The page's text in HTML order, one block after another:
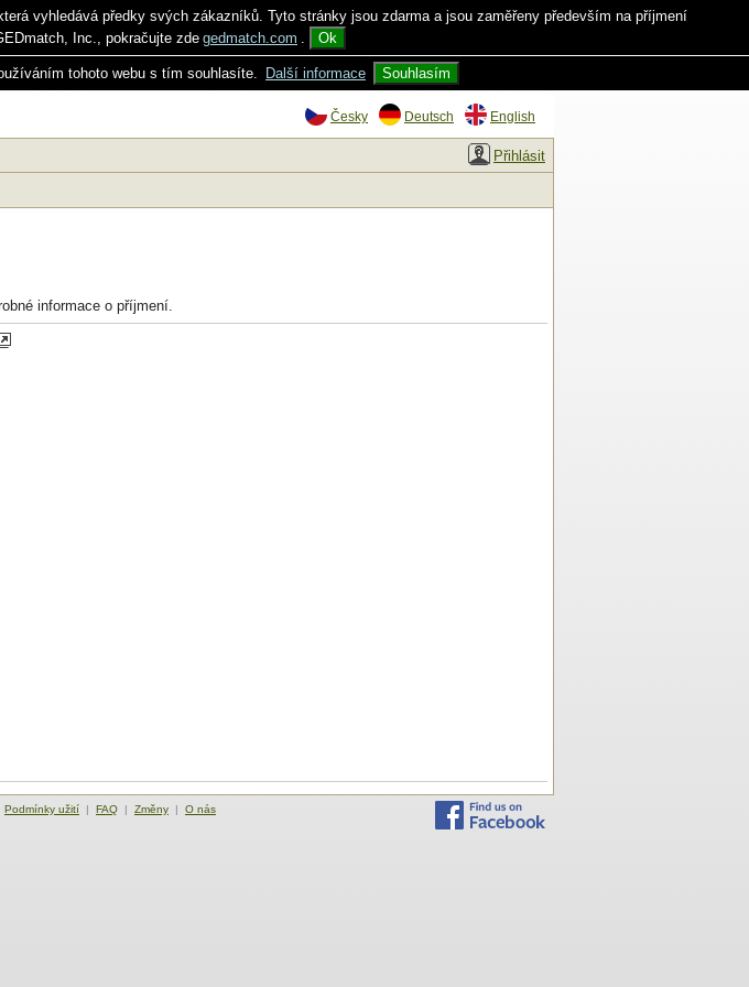
vyhledává předky svých zákazníků. Tyto stránky jsou zdarma a jsou zaměřeny především na příjmení
Inc., pokračujte zde gedmatch.com . Ok
tohoto webu s tím souhlasíte. Další informace Souhlasím
Česky Deutsch English
Přihlásit
informace o příjmení.
Podmínky užití | FAQ | Změny | O nás